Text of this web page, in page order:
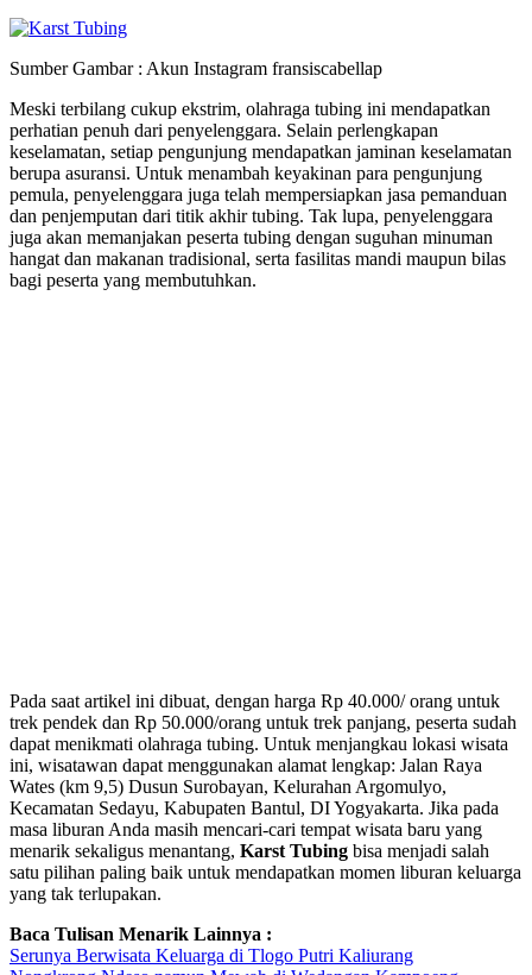
Sumber Gambar : Akun Instagram fransiscabellap
Meski terbilang cukup ekstrim, olahraga tubing ini mendapatkan
perhatian penuh dari penyelenggara. Selain perlengkapan
keselamatan, setiap pengunjung mendapatkan jaminan keselamatan
berupa asuransi. Untuk menambah keyakinan para pengunjung
pemula, penyelenggara juga telah mempersiapkan jasa pemanduan
dan penjemputan dari titik akhir tubing. Tak lupa, penyelenggara
juga akan memanjakan peserta tubing dengan suguhan minuman
hangat dan makanan tradisional, serta fasilitas mandi maupun bilas
bagi peserta yang membutuhkan.
Pada saat artikel ini dibuat, dengan harga Rp 40.000/ orang untuk
trek pendek dan Rp 50.000/orang untuk trek panjang, peserta sudah
dapat menikmati olahraga tubing. Untuk menjangkau lokasi wisata
ini, wisatawan dapat menggunakan alamat lengkap: Jalan Raya
Wates (km 9,5) Dusun Surobayan, Kelurahan Argomulyo,
Kecamatan Sedayu, Kabupaten Bantul, DI Yogyakarta. Jika pada
masa liburan Anda masih mencari-cari tempat wisata baru yang
menarik sekaligus menantang, Karst Tubing bisa menjadi salah
satu pilihan paling baik untuk mendapatkan momen liburan keluarga
yang tak terlupakan.
Baca Tulisan Menarik Lainnya :
Serunya Berwisata Keluarga di Tlogo Putri Kaliurang